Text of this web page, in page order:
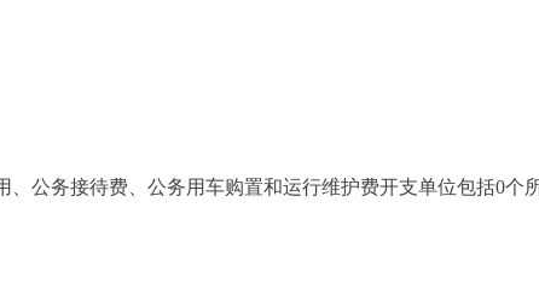
务接待费、公务用车购置和运行维护费开支单位包括0个所